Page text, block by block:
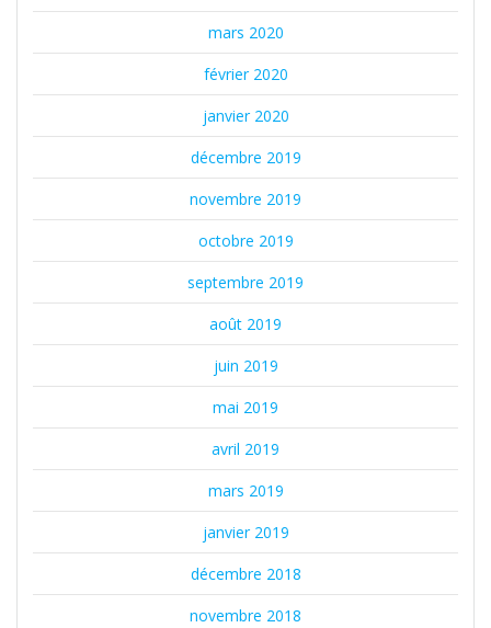
mars 2020
février 2020
janvier 2020
décembre 2019
novembre 2019
octobre 2019
septembre 2019
août 2019
juin 2019
mai 2019
avril 2019
mars 2019
janvier 2019
décembre 2018
novembre 2018